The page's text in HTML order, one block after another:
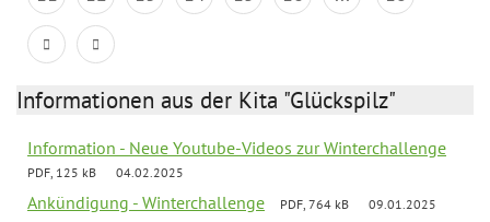
Informationen aus der Kita "Glückspilz"
Information - Neue Youtube-Videos zur Winterchallenge
PDF, 125 kB 04.02.2025
Ankündigung - Winterchallenge PDF, 764 kB 09.01.2025